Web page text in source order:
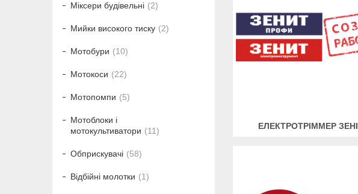
ЕЛЕКТРОТРІММЕР
Міксери будівельні 2
Мийки високого тиску 2
Мотобури 10
Мотокоси 22
Мотопомпи 5
Мотоблоки і
мотокультиватори
11
Обприскувачі 58
Відбійні молотки 1